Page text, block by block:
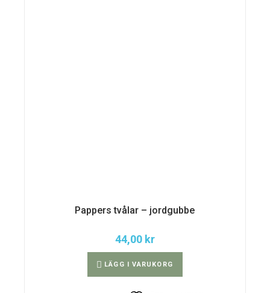
Pappers tvålar – jordgubbe
44,00 kr
LÄGG I VARUKORG